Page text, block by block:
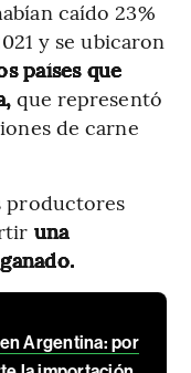
caído 23%
y se ubicaron
países que
que representó
de carne
productores
una
Argentina: por